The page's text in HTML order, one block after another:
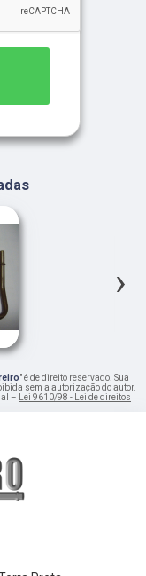
›
" é de direito reservado. Sua
sem a autorização do autor.
– Lei 9610/98 - Lei de direitos